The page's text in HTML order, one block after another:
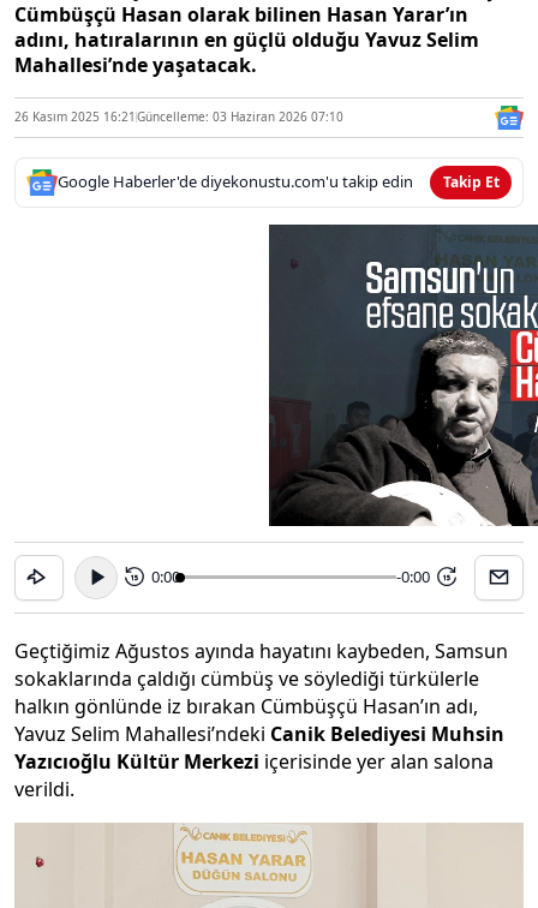
Cümbüşçü Hasan olarak bilinen Hasan Yarar’ın
adını, hatıralarının en güçlü olduğu Yavuz Selim
Mahallesi’nde yaşatacak.
26 Kasım 2025 16:21 Güncelleme: 03 Haziran 2026 07:10
Google Haberler'de diyekonustu.com'u takip edin Takip Et
15 0:00 -0:00 15
Geçtiğimiz Ağustos ayında hayatını kaybeden, Samsun
sokaklarında çaldığı cümbüş ve söylediği türkülerle
halkın gönlünde iz bırakan Cümbüşçü Hasan’ın adı,
Yavuz Selim Mahallesi’ndeki Canik Belediyesi Muhsin
Yazıcıoğlu Kültür Merkezi içerisinde yer alan salona
verildi.